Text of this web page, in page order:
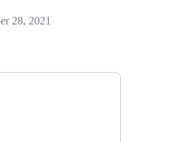
28, 2021